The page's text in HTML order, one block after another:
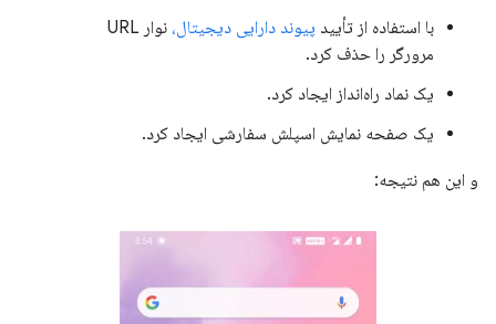
با استفاده از تأیید پیوند دارایی دیجیتال،
نوار URL
مرورگر را حذف کرد.
یک نماد راه‌انداز ایجاد کرد.
یک صفحه نمایش اسپلش سفارشی ایجاد کرد.
و این هم نتیجه: